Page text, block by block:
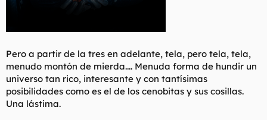
Pero a partir de la tres en adelante, tela, pero tela, tela,
menudo montón de mierda.... Menuda forma de hundir un
universo tan rico, interesante y con tantísimas
posibilidades como es el de los cenobitas y sus cosillas.
Una lástima.